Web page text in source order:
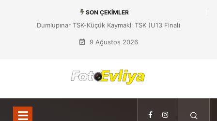
SON ÇEKIMLER
Dumlupınar TSK-Küçük Kaymaklı TSK (U13 Final)
9 Ağustos 2026